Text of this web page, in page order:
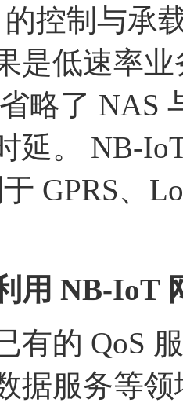
制与承载
是低速率
略了 NAS
延。 NB-
GPRS、
用 NB-IoT
的 QoS
据服务等